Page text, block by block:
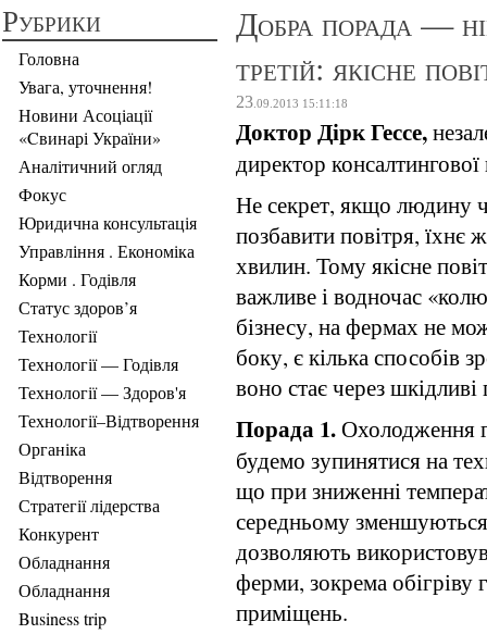
Рубрики
Головна
Увага, уточнення!
Новини Асоціації
«Cвинарі України»
Аналітичний огляд
Фокус
Юридична консультація
Управління . Економіка
Корми . Годівля
Статус здоров’я
Технології
Технології — Годівля
Технології — Здоров'я
Технології–Відтворення
Органіка
Відтворення
Стратегії лідерства
Конкурент
Обладнання
Обладнання
Business trip
Добра порада —
третій: якісне
23 .09.2013 15:11:18
Доктор Дірк Гессе,
директор
Не секрет, якщо людину
позбавити повітря, їхнє
хвилин. Тому якісне
важливе і водночас
бізнесу, на фермах не
боку, є кілька способів
воно стає через шкідливі
Порада 1.Охолодження
будемо зупинятися на
що при зниженні
середньому
дозволяють
ферми, зокрема обігріву
приміщень.